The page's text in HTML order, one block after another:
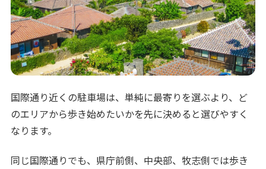
国際通り近くの駐車場は、単純に最寄りを選ぶより、ど
のエリアから歩き始めたいかを先に決めると選びやすく
なります。
同じ国際通りでも、県庁前側、中央部、牧志側では歩き